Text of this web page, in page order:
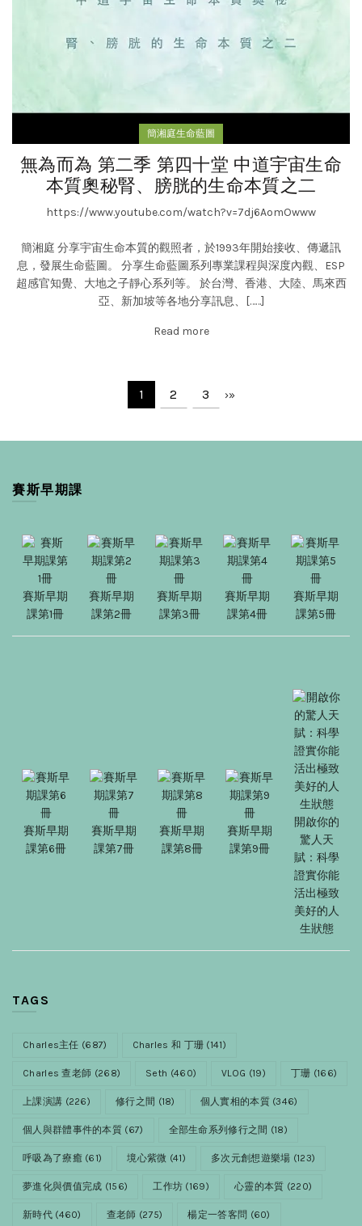
簡湘庭生命藍圖
無為而為 第二季 第四十堂 中道宇宙生命
本質奧秘腎、膀胱的生命本質之二
https://www.youtube.com/watch?v=7dj6AomOwww
簡湘庭 分享宇宙生命本質的觀照者，於1993年開始接收、傳遞訊
息，發展生命藍圖。 分享生命藍圖系列專業課程與深度內觀、ESP
超感官知覺、大地之子靜心系列等。 於台灣、香港、大陸、馬來西
亞、新加坡等各地分享訊息、[……]
Read more
1 2 3 ›»
賽斯早期課
賽斯早期
課第1冊
賽斯早期
課第2冊
賽斯早期
課第3冊
賽斯早期
課第4冊
賽斯早期
課第5冊
賽斯早期
課第6冊
賽斯早期
課第7冊
賽斯早期
課第8冊
賽斯早期
課第9冊
開啟你的
驚人天
賦：科學
證實你能
活出極致
美好的人
生狀態
TAGS
Charles主任 (687) Charles 和 丁珊 (141)
Charles 查老師 (268) Seth (460) VLOG (19) 丁珊 (166)
上課演講 (226) 修行之間 (18) 個人實相的本質(346)
個人與群體事件的本質 (67) 全部生命系列修行之間 (18)
呼吸為了療癒 (61) 境心紫微 (41) 多次元創想遊樂場 (123)
夢進化與價值完成 (156) 工作坊 (169) 心靈的本質 (220)
新時代(460) 查老師 (275) 楊定一答客問 (60)